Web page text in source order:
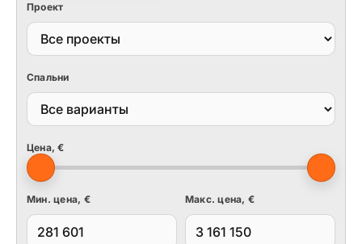
Проект
Спальни
Цена, €
Мин. цена, € Макс. цена, €